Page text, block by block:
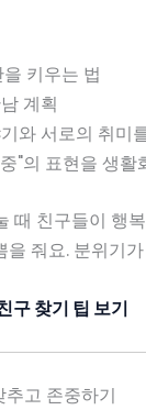
키우는 법
계획
와 서로의 취미
"의 표현을 생활
때 친구들이 행
을 줘요. 분위기
구 찾기 팁 보기
고 존중하기